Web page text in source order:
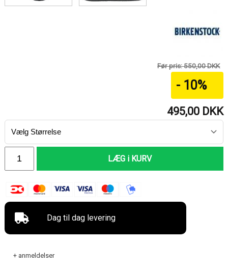
Før pris: 550,00 DKK
- 10%
495,00 DKK
LÆG i KURV
Dag til dag levering
+ anmeldelser